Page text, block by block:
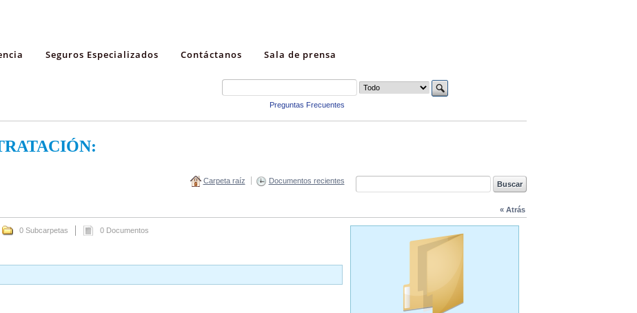
Seguros Especializados Contáctanos Sala de prensa
Preguntas Frecuentes
Carpeta raíz Documentos recientes
« Atrás
0 Subcarpetas 0 Documentos